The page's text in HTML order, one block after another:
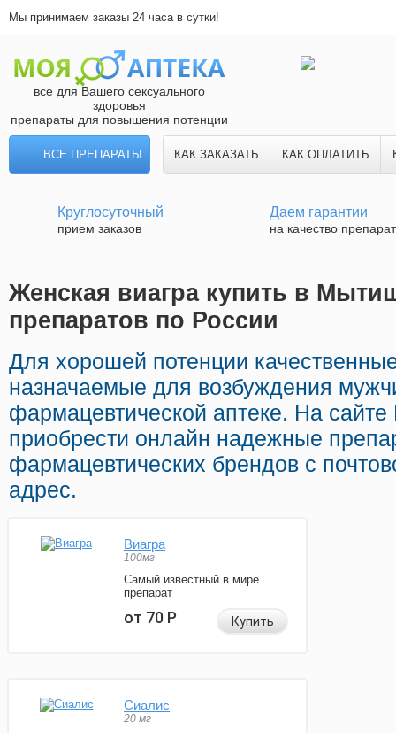
Мы принимаем заказы 24 часа в сутки!
все для Вашего сексуального
здоровья
препараты для повышения потенции
ВСЕ ПРЕПАРАТЫ КАК ЗАКАЗАТЬ КАК ОПЛАТИТЬ
Круглосуточный
прием заказов
Даем гарантии
на качество
Женская виагра купить в
препаратов по России
Для хорошей потенции
назначаемые для возбуждения
фармацевтической аптеке. На
приобрести онлайн надежные
фармацевтических брендов с
адрес.
Виагра
100мг
Самый известный в мире
препарат
от 70Р Купить
Сиалис
20 мг